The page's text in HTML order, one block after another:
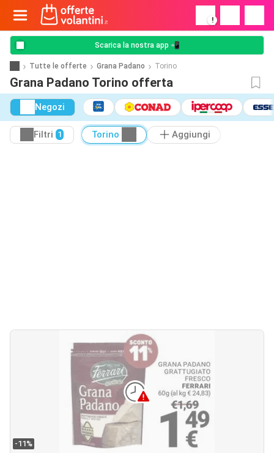
!
Scarica la nostra app 📲
Tutte le offerte Grana Padano Torino
Grana Padano Torino offerta
Negozi
Filtri 1 Torino Aggiungi
-11%